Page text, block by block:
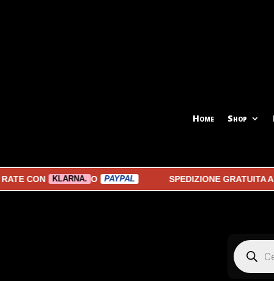
Home Shop
CON KLARNA. O PAYPAL SPEDIZIONE GRATUITA A
Products
search